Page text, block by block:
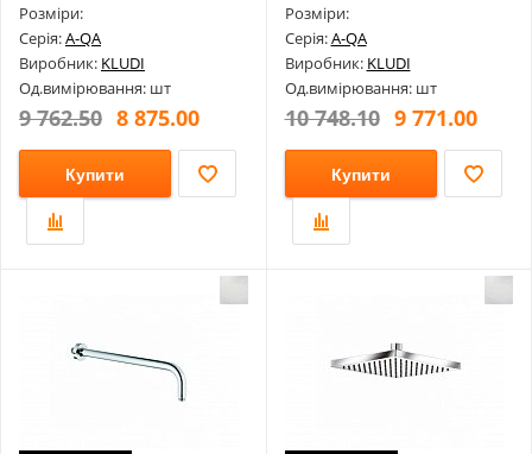
Розміри:
Серія:A-QA
Виробник: KLUDI
Од.вимірювання: шт
9 762.50 8 875.00
Купити
Розміри:
Серія:A-QA
Виробник: KLUDI
Од.вимірювання: шт
10 748.10 9 771.00
Купити